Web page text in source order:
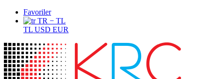
Favoriler
TR − TL
TL USD EUR